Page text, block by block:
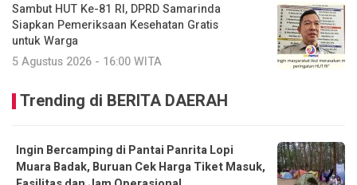
Sambut HUT Ke-81 RI, DPRD Samarinda
Siapkan Pemeriksaan Kesehatan Gratis
untuk Warga
5 Agustus 2026 - 16:00 WITA
Trending di BERITA DAERAH
Ingin Bercamping di Pantai Panrita Lopi
Muara Badak, Buruan Cek Harga Tiket Masuk,